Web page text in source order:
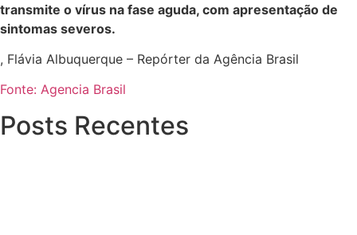
transmite o vírus na fase aguda, com apresentação de
sintomas severos.
, Flávia Albuquerque – Repórter da Agência Brasil
Fonte: Agencia Brasil
Posts Recentes